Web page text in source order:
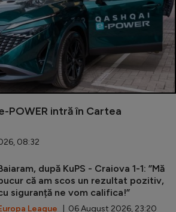
POWER intră în Cartea
08:32
după KuPS - Craiova 1-1: ”Mă
că am scos un rezultat pozitiv,
siguranță ne vom califica!”
League | 06 August 2026, 23:20